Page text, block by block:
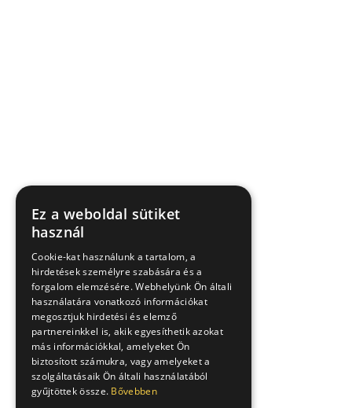
Ez a weboldal sütiket
használ
Cookie-kat használunk a tartalom, a
hirdetések személyre szabására és a
forgalom elemzésére. Webhelyünk Ön általi
használatára vonatkozó információkat
megosztjuk hirdetési és elemző
partnereinkkel is, akik egyesíthetik azokat
más információkkal, amelyeket Ön
biztosított számukra, vagy amelyeket a
szolgáltatásaik Ön általi használatából
gyűjtöttek össze. Bővebben